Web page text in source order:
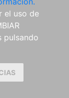
el uso de
pulsando